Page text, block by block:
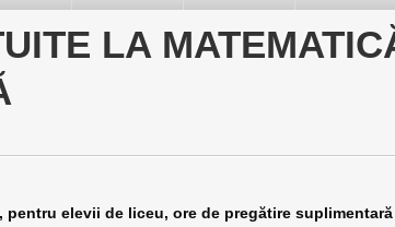
LA
elevii de liceu, ore de pregătire